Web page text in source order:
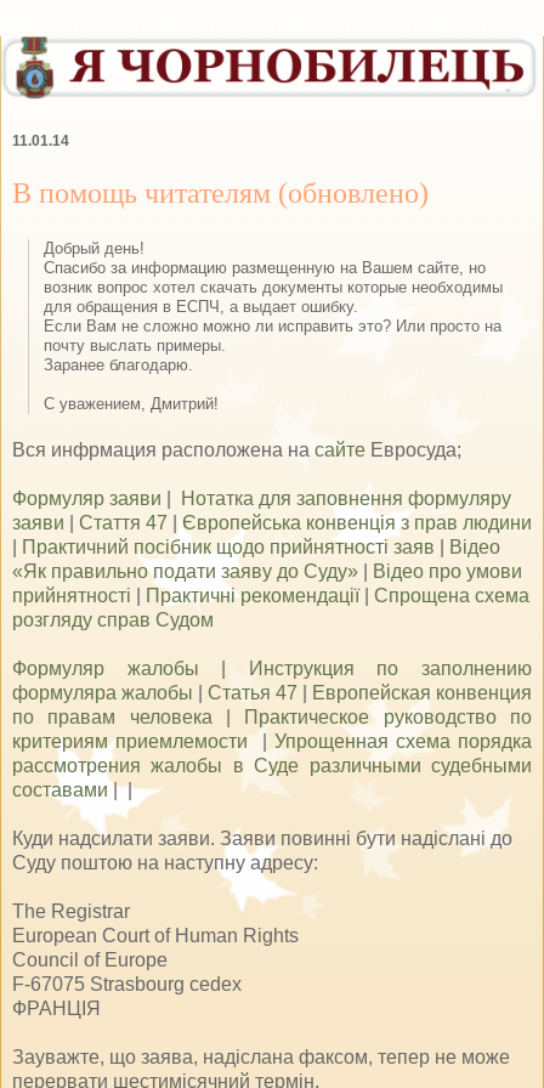
11.01.14
В помощь читателям (обновлено)
Добрый день!
Спасибо за информацию размещенную на Вашем сайте, но
возник вопрос хотел скачать документы которые необходимы
для обращения в ЕСПЧ, а выдает ошибку.
Если Вам не сложно можно ли исправить это? Или просто на
почту выслать примеры.
Заранее благодарю.
С уважением, Дмитрий!
Вся инфрмация расположена на сайте Евросуда;
Формуляр заяви
Нотатка для заповнення формуляру
заяви
Стаття 47 |Європейська конвенція з прав людини
Практичний посібник щодо прийнятності заяв
Відео
«Як правильно подати заяву до Суду»
Відео про умови
прийнятності
Практичні рекомендації| Спрощена схема
розгляду справ Судом
Формуляр жалобы
Инструкция по заполнению
формуляра жалобы
Статья 47
Европейская конвенция
по правам человека
Практическое руководство по
критериям приемлемости
Упрощенная схема порядка
рассмотрения жалобы в Суде различными судебными
составами | |
Куди надсилати заяви. Заяви повинні бути надіслані до
Суду поштою на наступну адресу:
The Registrar
European Court of Human Rights
Council of Europe
F-67075 Strasbourg cedex
ФРАНЦІЯ
Зауважте, що заява, надіслана факсом, тепер не може
перервати шестимісячний термін.